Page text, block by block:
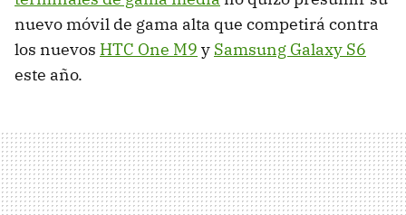
nuevo móvil de gama alta que competirá contra
los nuevos HTC One M9 y Samsung Galaxy S6
este año.